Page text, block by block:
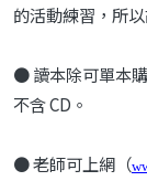
的活動練習，所
● 讀本除可單本
不含 CD。
● 老師可上網（